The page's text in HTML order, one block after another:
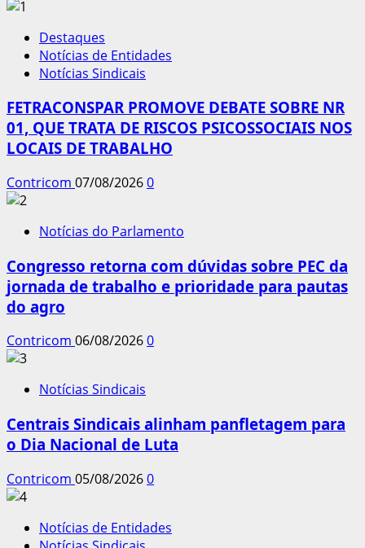
Destaques
Notícias de Entidades
Notícias Sindicais
FETRACONSPAR PROMOVE DEBATE SOBRE NR
01, QUE TRATA DE RISCOS PSICOSSOCIAIS NOS
LOCAIS DE TRABALHO
Contricom 07/08/20260
Notícias do Parlamento
Congresso retorna com dúvidas sobre PEC da
jornada de trabalho e prioridade para pautas
do agro
Contricom 06/08/20260
Notícias Sindicais
Centrais Sindicais alinham panfletagem para
o Dia Nacional de Luta
Contricom 05/08/20260
Notícias de Entidades